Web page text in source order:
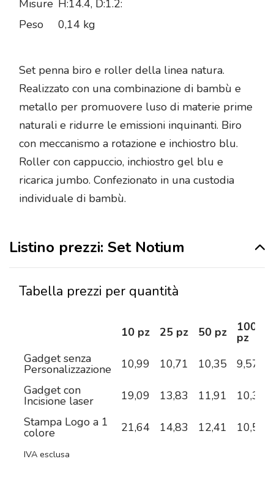
Misure H:14.4, D:1.2:
Peso
0,14 kg
Set penna biro e roller della linea natura.
Realizzato con una combinazione di bambù e
metallo per promuovere luso di materie prime
naturali e ridurre le emissioni inquinanti. Biro
con meccanismo a rotazione e inchiostro blu.
Roller con cappuccio, inchiostro gel blu e
ricarica jumbo. Confezionato in una custodia
individuale di bambù.
Listino prezzi: Set Notium
Tabella prezzi per quantità
10 pz 25 pz 50 pz 100
pz
Gadget senza
Personalizzazione 10,99 10,71 10,35
9,57
Gadget con
Incisione laser 19,09 13,83 11,91
10,32
Stampa Logo a 1
colore 21,64 14,83 12,41 10,57
IVA esclusa